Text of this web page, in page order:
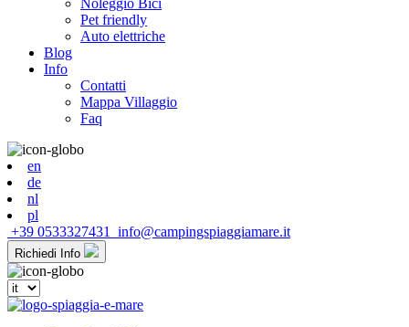
Noleggio Bici
Pet friendly
Auto elettriche
Blog
Info
Contatti
Mappa Villaggio
Faq
en
de
nl
pl
+39 0533327431
info@campingspiaggiamare.it
Richiedi Info